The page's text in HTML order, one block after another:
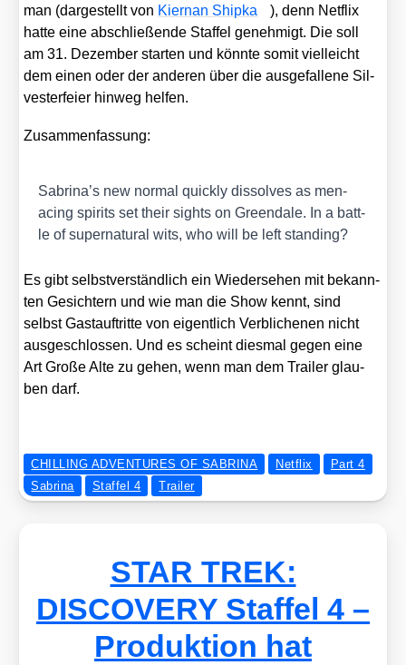
man (dar­ge­stellt von Kier­nan Ship­ka
), denn Net­flix
hat­te eine abschlie­ßen­de Staf­fel geneh­migt. Die soll
am 31. Dezem­ber star­ten und könn­te somit viel­leicht
dem einen oder der ande­ren über die aus­ge­fal­le­ne Sil­
ves­ter­fei­er hin­weg hel­fen.
Zusam­men­fas­sung:
Sabrina’s new nor­mal quick­ly dis­sol­ves as men­
acing spi­rits set their sights on Greend­a­le. In a batt­
le of super­na­tu­ral wits, who will be left stan­ding?
Es gibt selbst­ver­ständ­lich ein Wie­der­se­hen mit bekann­
ten Gesich­tern und wie man die Show kennt, sind
selbst Gast­auf­trit­te von eigent­lich Ver­bli­che­nen nicht
aus­ge­schlos­sen. Und es scheint dies­mal gegen eine
Art Gro­ße Alte zu gehen, wenn man dem Trai­ler glau­
ben darf.
CHILLING ADVENTURES OF SABRINA Netflix
Part 4
Sabrina
Staffel 4 Trailer
STAR TREK:
DISCOVERY Staffel 4 –
Produktion hat